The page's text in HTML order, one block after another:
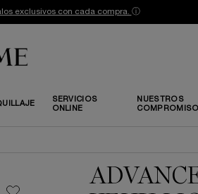
exclusivos con cada compra. ⓘ
SERVICIOS
ONLINE
NUESTROS